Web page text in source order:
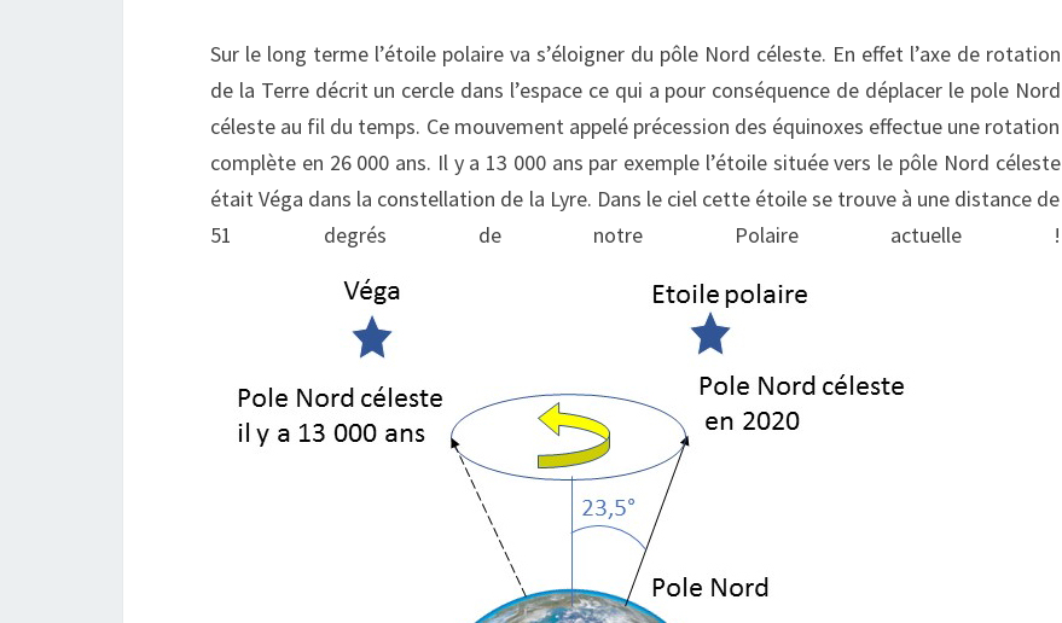
Sur le long terme l’étoile polaire va s’éloigner du pôle Nord céleste. En effet l’axe de rotation
de la Terre décrit un cercle dans l’espace ce qui a pour conséquence de déplacer le pole Nord
céleste au fil du temps. Ce mouvement appelé précession des équinoxes effectue une rotation
complète en 26 000 ans. Il y a 13 000 ans par exemple l’étoile située vers le pôle Nord céleste
était Véga dans la constellation de la Lyre. Dans le ciel cette étoile se trouve à une distance de
51 degrés de notre Polaire actuelle !